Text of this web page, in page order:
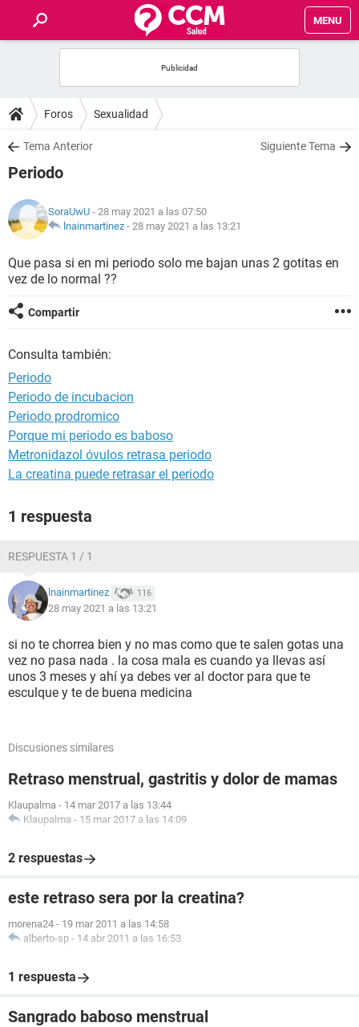
MENU
FOROS
SALUD
NUTRICIÓN
BIENESTAR
SEXUALIDAD
GLOSARIO
Foros Sexualidad
Tema Anterior Siguiente Tema
Periodo
SoraUwU - 28 may 2021 a las 07:50
lnainmartinez - 28 may 2021 a las 13:21
Que pasa si en mi periodo solo me bajan unas 2 gotitas en
vez de lo normal ??
Compartir
Consulta también:
Periodo
Periodo de incubacion
Periodo prodromico
Porque mi periodo es baboso
Metronidazol óvulos retrasa periodo
La creatina puede retrasar el periodo
1 respuesta
RESPUESTA 1 / 1
lnainmartinez 116
28 may 2021 a las 13:21
si no te chorrea bien y no mas como que te salen gotas una
vez no pasa nada . la cosa mala es cuando ya llevas así
unos 3 meses y ahí ya debes ver al doctor para que te
esculque y te de buena medicina
Discusiones similares
Retraso menstrual, gastritis y dolor de mamas
Klaupalma - 14 mar 2017 a las 13:44
Klaupalma - 15 mar 2017 a las 14:09
2 respuestas
este retraso sera por la creatina?
morena24 - 19 mar 2011 a las 14:58
alberto-sp - 14 abr 2011 a las 16:53
1 respuesta
Sangrado baboso menstrual